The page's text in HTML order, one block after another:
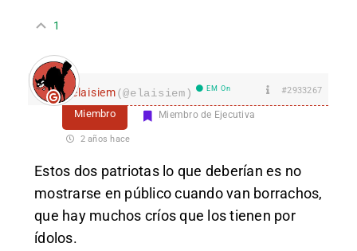
1
elaisiem(@elaisiem) EM On #2933267
Miembro Miembro de Ejecutiva
2 años hace
Estos dos patriotas lo que deberían es no
mostrarse en público cuando van borrachos,
que hay muchos críos que los tienen por
ídolos.